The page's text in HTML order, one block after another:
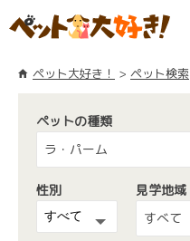
ペット大好き！ ペット検索
ペットの種類
ラ・パーム
性別
見学地域
すべて